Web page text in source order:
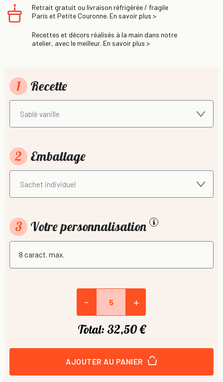
Retrait gratuit ou livraison réfrigérée / fragile
Paris et Petite Couronne. En savoir plus >
Recettes et décors réalisés à la main dans notre
atelier, avec le meilleur. En savoir plus >
1 Recette
2 Emballage
3 Votre personnalisation
- +
Total: 32,50 €
AJOUTER AU PANIER